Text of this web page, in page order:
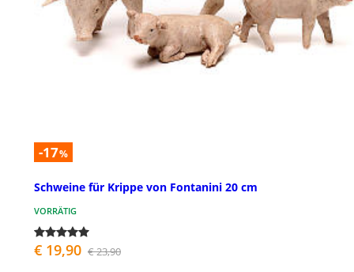
-17%
Schweine für Krippe von Fontanini 20 cm
VORRÄTIG
€ 19,90 € 23,90